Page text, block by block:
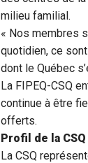
milieu familial.
« Nos membres
quotidien, ce
dont le Québec
La FIPEQ-CSQ
continue à être
offerts.
Profil de la CSQ
La CSQ